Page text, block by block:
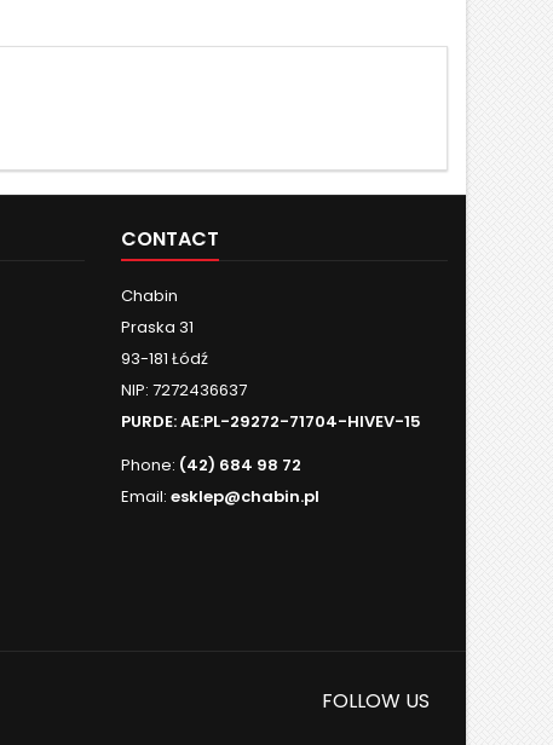
CONTACT
Chabin
Praska 31
93-181 Łódź
NIP: 7272436637
PURDE:AE:PL-29272-71704-HIVEV-15
Phone: (42) 684 98 72
Email: esklep@chabin.pl
FOLLOW US